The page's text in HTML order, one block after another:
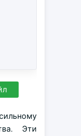
Эти